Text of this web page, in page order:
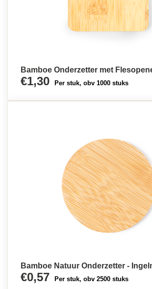
Bamboe Onderzetter met
€1,30 Per stuk, obv 1000 stuks
Bamboe Natuur Onderzetter -
€0,57 Per stuk, obv 2500 stuks